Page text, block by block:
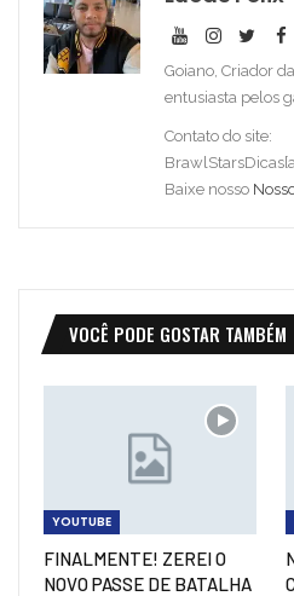
Goiano, Criador
entusiasta pelos
Contato do site:
Baixe nosso
VOCÊ PODE GOSTAR TAMBÉM
YOUTUBE
FINALMENTE! ZEREI O
NOVO PASSE DE BATALHA